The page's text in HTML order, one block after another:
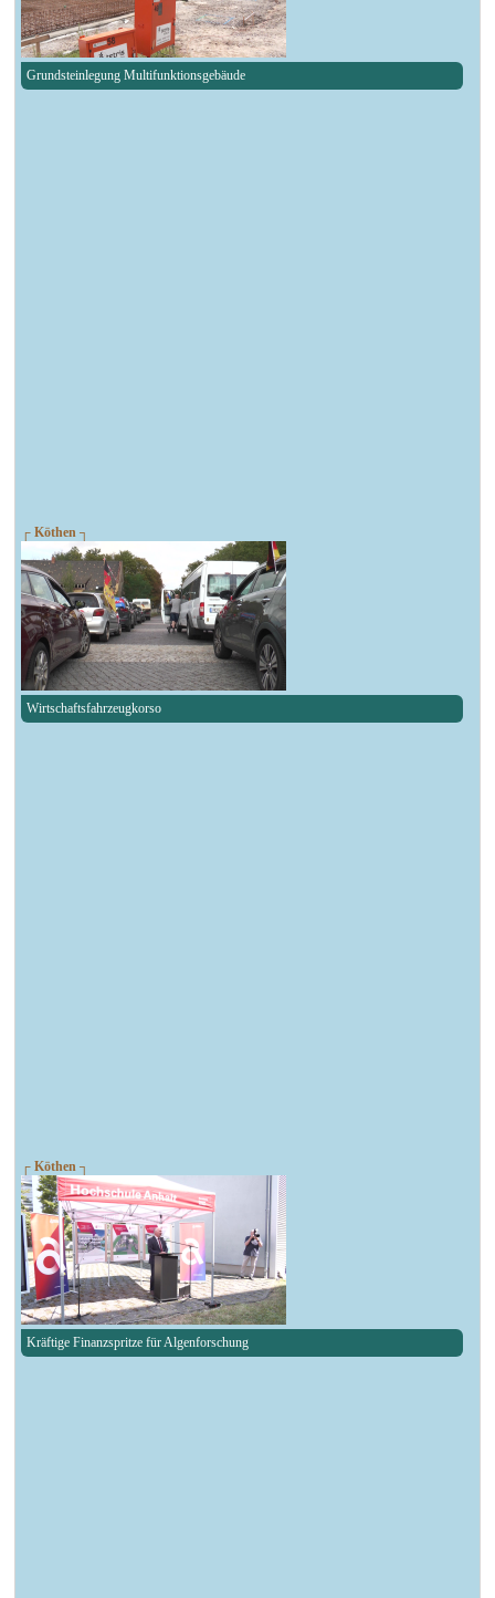
Grundsteinlegung Multifunktionsgebäude
┌ Köthen ┐
Wirtschaftsfahrzeugkorso
┌ Köthen ┐
Kräftige Finanzspritze für Algenforschung